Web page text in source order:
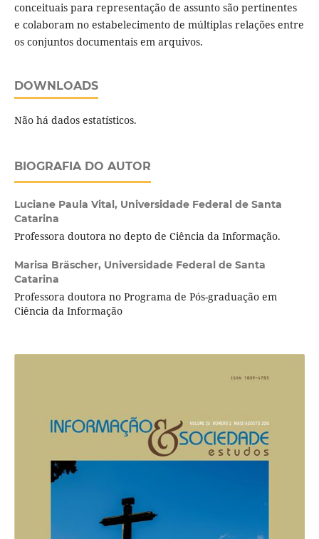
conceituais para representação de assunto são pertinentes
e colaboram no estabelecimento de múltiplas relações entre
os conjuntos documentais em arquivos.
DOWNLOADS
Não há dados estatísticos.
BIOGRAFIA DO AUTOR
Luciane Paula Vital, Universidade Federal de Santa
Catarina
Professora doutora no depto de Ciência da Informação.
Marisa Bräscher, Universidade Federal de Santa
Catarina
Professora doutora no Programa de Pós-graduação em
Ciência da Informação